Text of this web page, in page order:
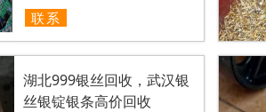
联系
湖北999银丝回收，武汉银
丝银锭银条高价回收